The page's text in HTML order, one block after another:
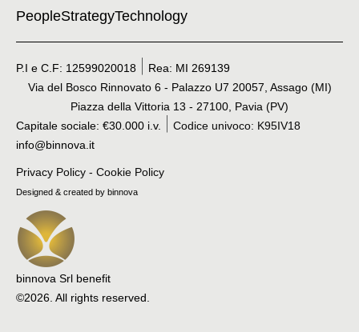
PeopleStrategyTechnology
binnova Srl benefit
©2026. All rights reserved.
P.I e C.F: 12599020018
Rea: MI 269139
Via del Bosco Rinnovato 6 - Palazzo U7 20057, Assago (MI)
Piazza della Vittoria 13 - 27100, Pavia (PV)
Capitale sociale: €30.000 i.v.
Codice univoco: K95IV18
info@binnova.it
Privacy Policy - Cookie Policy
Designed & created by binnova